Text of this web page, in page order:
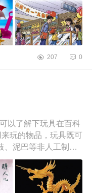
207 0
以了解下玩具在百科
来玩的物品，玩具既可
、泥巴等非人工制作